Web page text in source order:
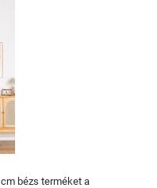
bézs terméket a